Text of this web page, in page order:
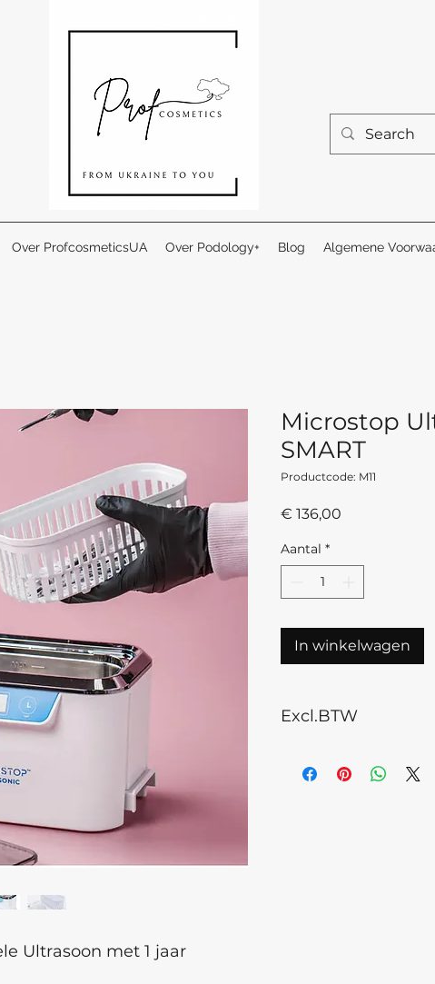
Over ProfcosmeticsUA Over Podology+ Blog Algemene
Ultrasoon met 1 jaar
Microstop
SMART
Productcode: M11
€ 136,00
Aantal *
In winkelwagen
Excl.BTW